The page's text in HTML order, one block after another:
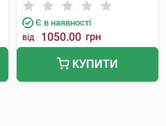
Є в наявності
від 1050.00 грн
КУПИТИ